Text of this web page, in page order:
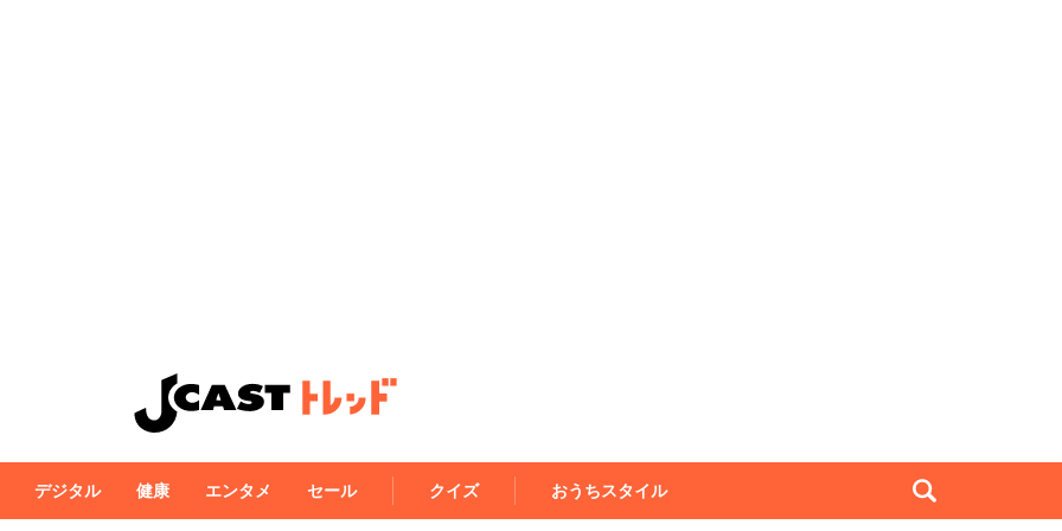
デジタル 健康 エンタメ セール クイズ おうちスタイル